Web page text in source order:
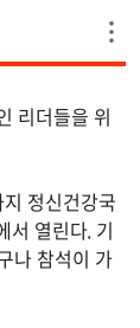
리더들을 위
정신건강국
열린다. 기
나 참석이 가